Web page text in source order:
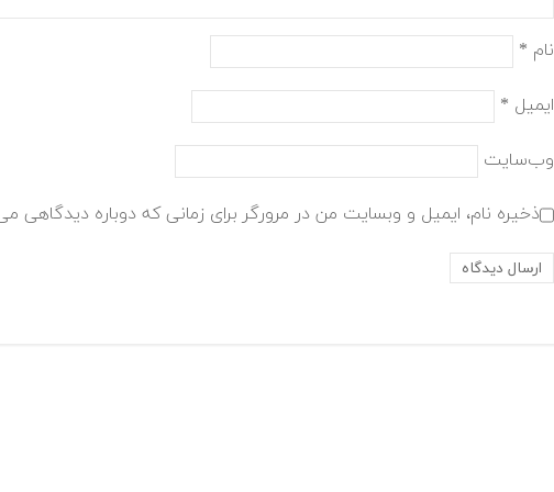
نام *
ایمیل *
وب‌سایت
ذخیره نام، ایمیل و وبسایت من در مرورگر برای زمانی که دوباره دیدگاهی